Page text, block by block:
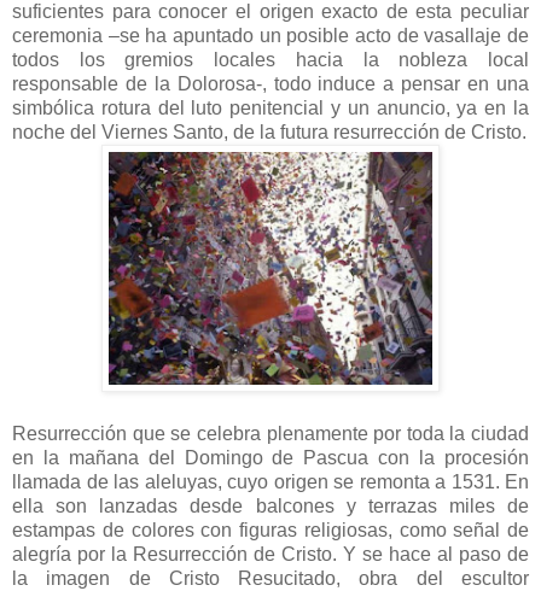
suficientes para conocer el origen exacto de esta peculiar
ceremonia –se ha apuntado un posible acto de vasallaje de
todos los gremios locales hacia la nobleza local
responsable de la Dolorosa-, todo induce a pensar en una
simbólica rotura del luto penitencial y un anuncio, ya en la
noche del Viernes Santo, de la futura resurrección de Cristo.
Resurrección que se celebra plenamente por toda la ciudad
en la mañana del Domingo de Pascua con la procesión
llamada de las aleluyas, cuyo origen se remonta a 1531. En
ella son lanzadas desde balcones y terrazas miles de
estampas de colores con figuras religiosas, como señal de
alegría por la Resurrección de Cristo. Y se hace al paso de
la imagen de Cristo Resucitado, obra del escultor